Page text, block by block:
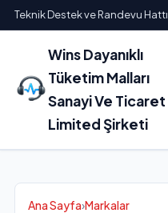
Teknik Destek ve Randevu Hattı
Wins Dayanıklı
Tüketim Malları
Sanayi Ve Ticaret
Limited Şirketi
Ana Sayfa›Markalar